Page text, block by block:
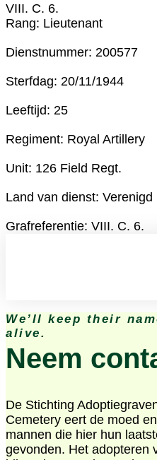
VIII. C. 6.
Rang: Lieutenant
Dienstnummer: 200577
Sterfdag: 20/11/1944
Leeftijd: 25
Regiment: Royal Artillery
Unit: 126 Field Regt.
Land van dienst: Verenigd
Grafreferentie: VIII. C. 6.
We’ll keep their
alive.
Neem
De Stichting
Cemetery eert de moed
mannen die hier hun
gevonden. Het adopteren